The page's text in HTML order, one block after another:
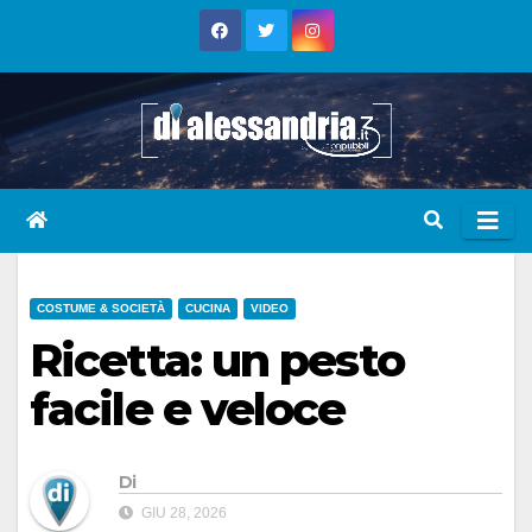
COSTUME & SOCIETÀ CUCINA VIDEO
Ricetta: un pesto
facile e veloce
Di
GIU 28, 2026